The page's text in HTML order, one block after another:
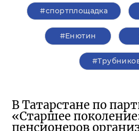
#спортплощадка
#Енютин
В Татарстане по
«Старшее
пенсионеров